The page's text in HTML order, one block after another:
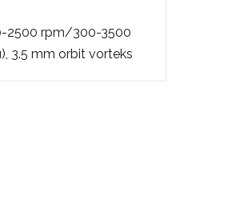
2500 rpm/300-3500
3.5 mm orbit vorteks